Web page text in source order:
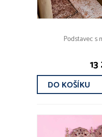
Podstavec s
DO KOŠÍKU